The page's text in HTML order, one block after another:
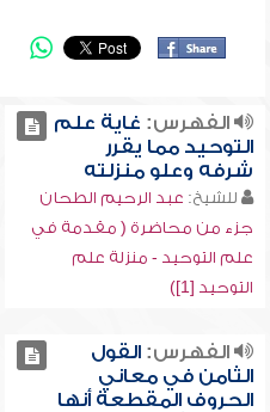
الفهرس: غاية علم
التوحيد مما يقرر
شرفه وعلو منزلته
للشيخ: عبد الرحيم الطحان
جزء من محاضرة ( مقدمة في
علم التوحيد - منزلة علم
التوحيد [1])
الفهرس:القول
الثامن في معاني
الحروف المقطعة أنها